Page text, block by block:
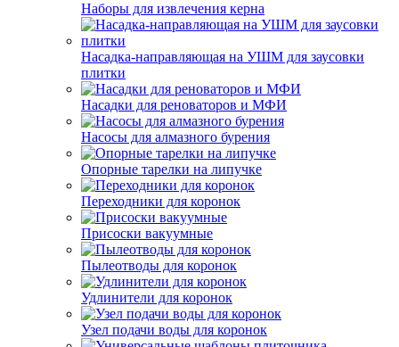
Наборы для извлечения керна
Насадка-направляющая на УШМ для заусовки
плитки
Насадки для реноваторов и МФИ
Насосы для алмазного бурения
Опорные тарелки на липучке
Переходники для коронок
Присоски вакуумные
Пылеотводы для коронок
Удлинители для коронок
Узел подачи воды для коронок